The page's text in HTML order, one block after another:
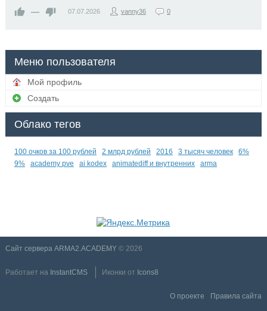
— 07.07.2026 vanny36 0
Меню пользователя
Мой профиль
Создать
Облако тегов
100 очков за 100 рублей 2 млрд рублей 2016 3 тысяч человек
6%
9%
academy pve ai kodex animatediff и внутренних arma
Сайт сервера ARMA2.ACADEMY© 2026
Работает на InstantCMS Иконки от Icons8
О проекте Правила сайта